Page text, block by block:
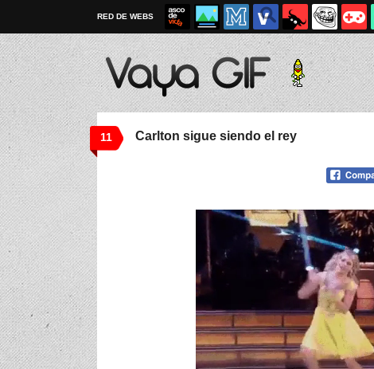
RED DE WEBS
11 Carlton sigue siendo el rey